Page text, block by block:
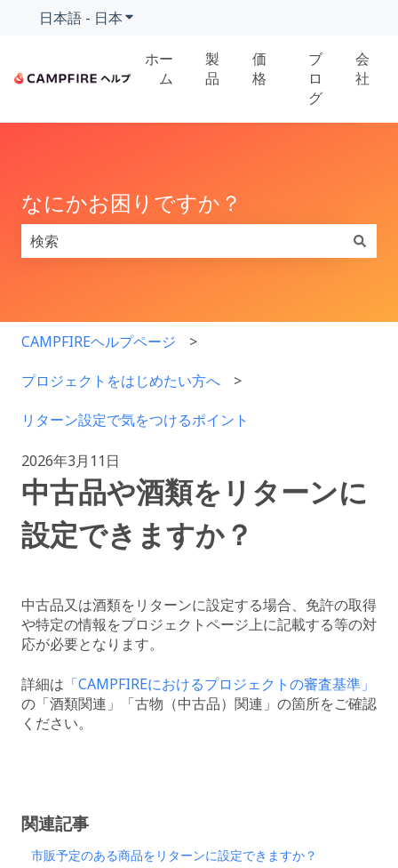
日本語 - 日本翻訳のサブメニューを表示
ホー
ム
製
品
価
格
ブ
ロ
グ
会
社
なにかお困りですか？
CAMPFIREヘルプページ
プロジェクトをはじめたい方へ
リターン設定で気をつけるポイント
2026年3月11日
中古品や酒類をリターンに
設定できますか？
中古品又は酒類をリターンに設定する場合、免許の取得
や特定の情報をプロジェクトページ上に記載する等の対
応が必要となります。
詳細は 「CAMPFIREにおけるプロジェクトの審査基準」
の「酒類関連」「古物（中古品）関連」の箇所をご確認
ください。
関連記事
市販予定のある商品をリターンに設定できますか？